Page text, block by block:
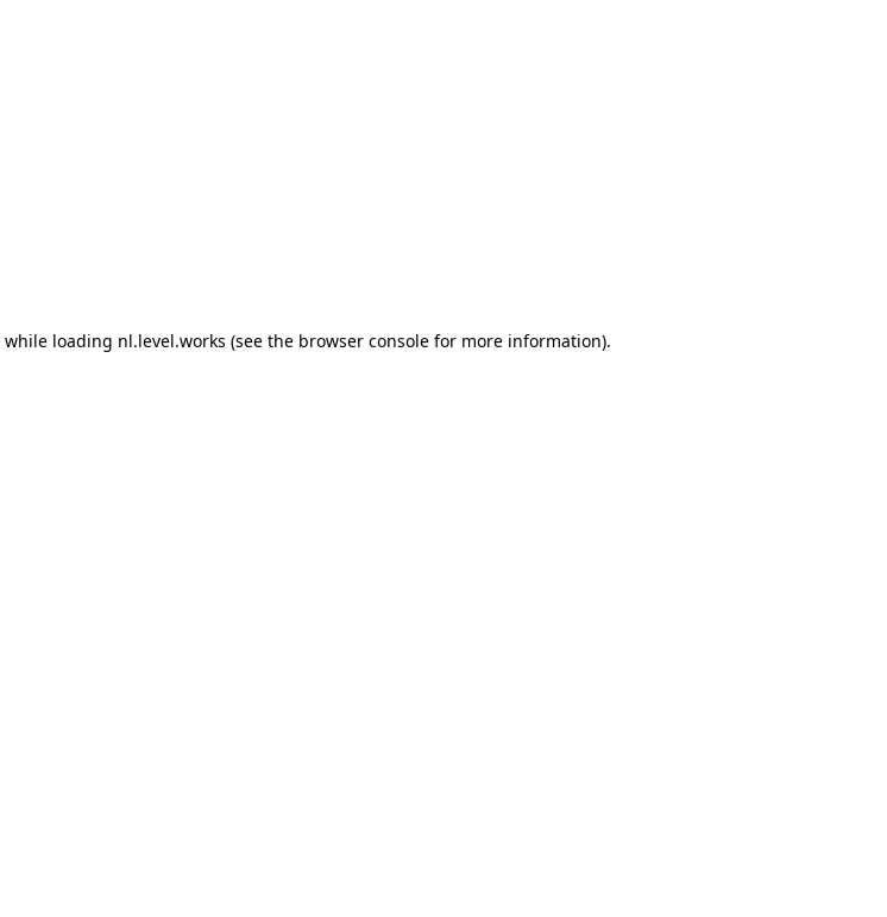
while loading nl.level.works (see the browser console for more information).